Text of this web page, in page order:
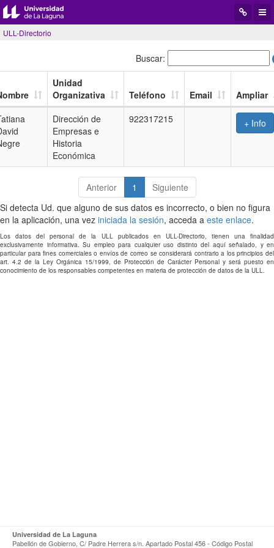
Desplegar
menú
ULL-Directorio
Buscar:
Unidad
Organizativa
Teléfono Email
Ampliar
Dirección de
Empresas e
Historia
Económica
922317215 + Info
Anterior 1
Siguiente
Si detecta Ud. que alguno de sus datos es incorrecto, o bien no figura
en la aplicación, una vez iniciada la sesión, acceda a este enlace.
Los datos del personal de la ULL publicados en ULL-Directorio, tienen una finalidad
exclusivamente informativa. Su empleo para cualquier uso distinto del aquí señalado, y en
particular para fines comerciales o envíos de correo se considerará contrario a los principios del
art. 4.2 de la Ley Orgánica 15/1999, de Protección de Carácter Personal y será puesto en
conocimiento de los responsables competentes en materia de protección de datos de la ULL.
Universidad de La Laguna
Pabellón de Gobierno, C/ Padre Herrera s/n. Apartado Postal 456 - Código Postal